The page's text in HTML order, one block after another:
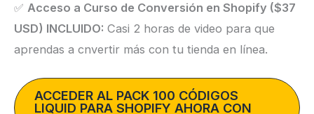
✅ Acceso a Curso de Conversión en Shopify ($37
USD) INCLUIDO: Casi 2 horas de video para que
aprendas a cnvertir más con tu tienda en línea.
ACCEDER AL PACK 100 CÓDIGOS
LIQUID PARA SHOPIFY AHORA CON